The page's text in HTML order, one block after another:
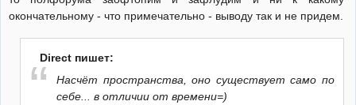
окончательному - что примечательно - выводу так и не придем.
Direct пишет:
Насчёт пространства, оно существует само по
себе... в отличии от времени=)